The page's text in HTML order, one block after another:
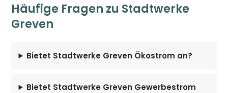
Häufige Fragen zu Stadtwerke
Greven
Bietet Stadtwerke Greven Ökostrom an?
Bietet Stadtwerke Greven Gewerbestrom